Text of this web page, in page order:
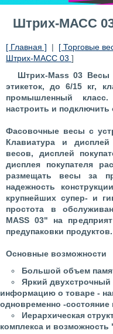
Штрих-МАСС
[ Главная ] | [ Торговые
Штрих-МАСС 03 ]
Штрих-Mass 03
этикеток, до 6/15 кг,
промышленный
настроить и
Фасовочные весы с
Клавиатура и
весов, дисплей
дисплея покупателя
размещать весы за
надежность
крупнейших супер- и
простота в
MASS 03" на
предупаковки продуктов.
Основные возможности
Большой объем
Яркий
информацию о товаре -
одновременно -
Иерархическая
комплекса и возможность